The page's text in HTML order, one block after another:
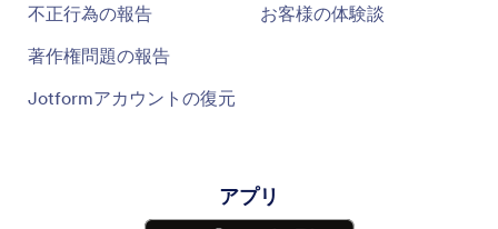
不正行為の報告
著作権問題の報告
Jotformアカウントの復元
お客様の体験談
アプリ